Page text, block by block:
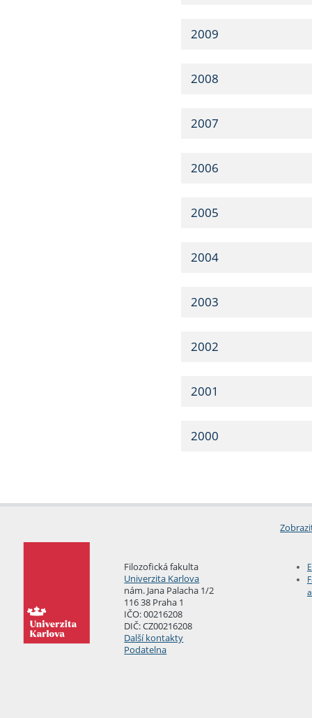
2009
2008
2007
2006
2005
2004
2003
2002
2001
2000
Filozofická fakulta
Univerzita Karlova
nám. Jana Palacha 1/2
116 38 Praha 1
IČO: 00216208
DIČ: CZ00216208
Další kontakty
Podatelna